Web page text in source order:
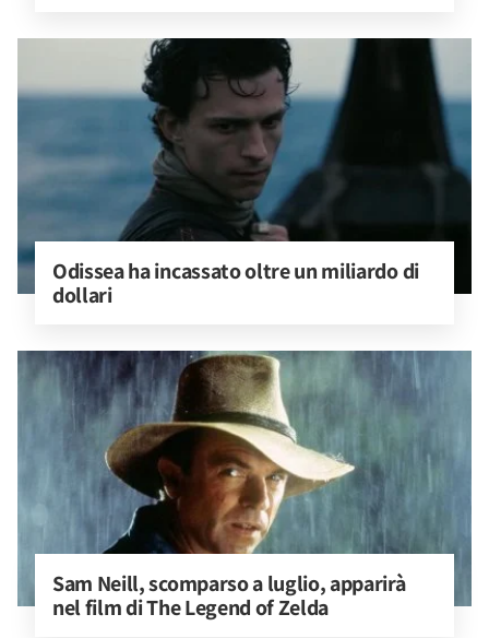
Odissea ha incassato oltre un miliardo di
dollari
Sam Neill, scomparso a luglio, apparirà
nel film di The Legend of Zelda